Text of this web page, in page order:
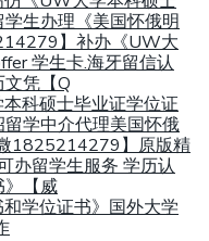
学生办理《美国怀俄明
】补办《UW大
学生卡.海牙留信认
凭【Q
科硕士毕业证学位证
留学中介代理美国怀俄
1825214279】原版精
办留学生服务 学历认
》【威
学位证书》国外大学